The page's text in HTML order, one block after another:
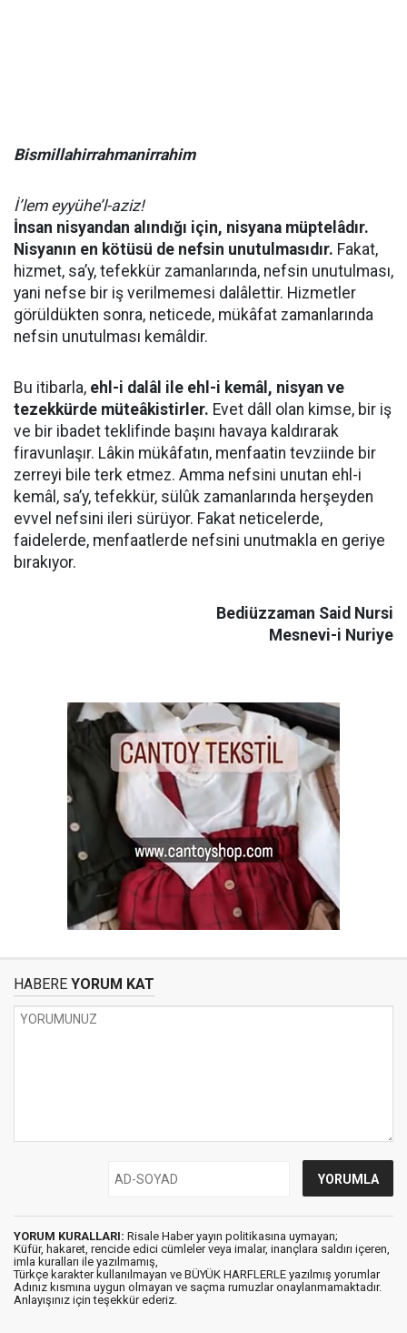
Bismillahirrahmanirrahim
İ’lem eyyühe’l-aziz!
İnsan nisyandan alındığı için, nisyana müptelâdır.
Nisyanın en kötüsü de nefsin unutulmasıdır. Fakat,
hizmet, sa’y, tefekkür zamanlarında, nefsin unutulması,
yani nefse bir iş verilmemesi dalâlettir. Hizmetler
görüldükten sonra, neticede, mükâfat zamanlarında
nefsin unutulması kemâldir.
Bu itibarla, ehl-i dalâl ile ehl-i kemâl, nisyan ve
tezekkürde müteâkistirler. Evet dâll olan kimse, bir iş
ve bir ibadet teklifinde başını havaya kaldırarak
firavunlaşır. Lâkin mükâfatın, menfaatin tevziinde bir
zerreyi bile terk etmez. Amma nefsini unutan ehl-i
kemâl, sa’y, tefekkür, sülûk zamanlarında herşeyden
evvel nefsini ileri sürüyor. Fakat neticelerde,
faidelerde, menfaatlerde nefsini unutmakla en geriye
bırakıyor.
Bediüzzaman Said Nursi
Mesnevi-i Nuriye
HABERE YORUM KAT
YORUM KURALLARI: Risale Haber yayın politikasına uymayan;
Küfür, hakaret, rencide edici cümleler veya imalar, inançlara saldırı içeren,
imla kuralları ile yazılmamış,
Türkçe karakter kullanılmayan ve BÜYÜK HARFLERLE yazılmış yorumlar
Adınız kısmına uygun olmayan ve saçma rumuzlar onaylanmamaktadır.
Anlayışınız için teşekkür ederiz.